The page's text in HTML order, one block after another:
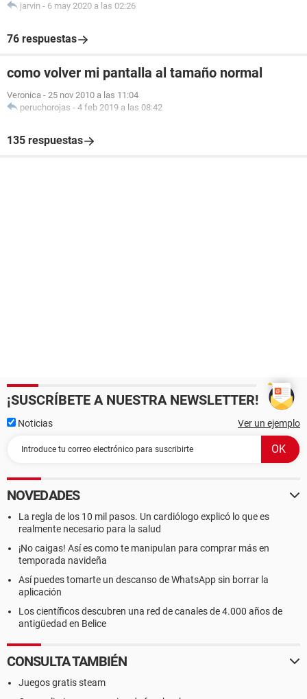
jarvin - 6 may 2020 a las 02:26
76 respuestas
como volver mi pantalla al tamaño normal
Veronica - 25 nov 2010 a las 11:04
peruchorojas - 4 feb 2019 a las 08:42
135 respuestas
¡SUSCRÍBETE A NUESTRA NEWSLETTER!
Noticias Ver un ejemplo
NOVEDADES
La regla de los 10 mil pasos. Un cardiólogo explicó lo que es
realmente necesario para la salud
¡No caigas! Así es como te manipulan para comprar más en
temporada navideña
Así puedes tomarte un descanso de WhatsApp sin borrar la
aplicación
Los científicos descubren una red de canales de 4.000 años de
antigüedad en Belice
CONSULTA TAMBIÉN
Juegos gratis steam